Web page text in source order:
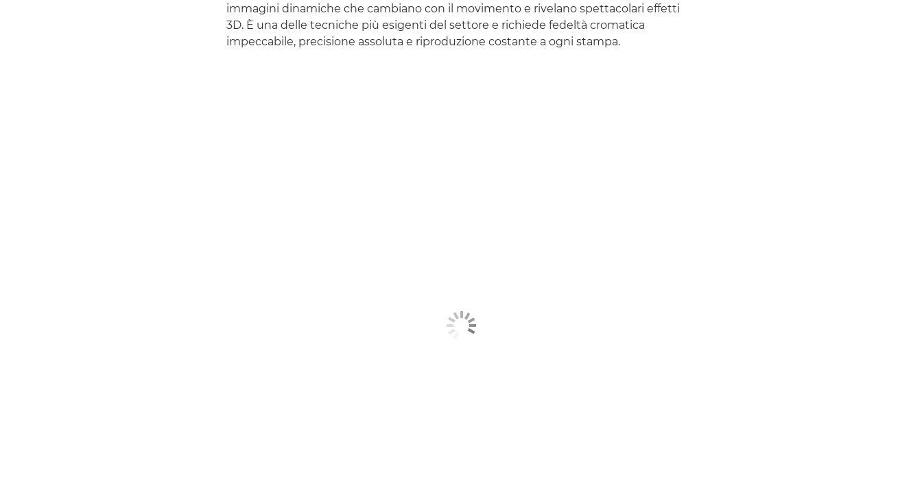
immagini dinamiche che cambiano con il movimento e rivelano spettacolari effetti
3D. È una delle tecniche più esigenti del settore e richiede fedeltà cromatica
impeccabile, precisione assoluta e riproduzione costante a ogni stampa.